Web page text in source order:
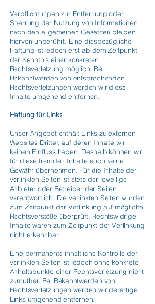
Verpflichtungen zur Entfernung oder
Sperrung der Nutzung von Informationen
nach den allgemeinen Gesetzen bleiben
hiervon unberührt. Eine diesbezügliche
Haftung ist jedoch erst ab dem Zeitpunkt
der Kenntnis einer konkreten
Rechtsverletzung möglich. Bei
Bekanntwerden von entsprechenden
Rechtsverletzungen werden wir diese
Inhalte umgehend entfernen.
Haftung für Links
Unser Angebot enthält Links zu externen
Websites Dritter, auf deren Inhalte wir
keinen Einfluss haben. Deshalb können wir
für diese fremden Inhalte auch keine
Gewähr übernehmen. Für die Inhalte der
verlinkten Seiten ist stets der jeweilige
Anbieter oder Betreiber der Seiten
verantwortlich. Die verlinkten Seiten wurden
zum Zeitpunkt der Verlinkung auf mögliche
Rechtsverstöße überprüft. Rechtswidrige
Inhalte waren zum Zeitpunkt der Verlinkung
nicht erkennbar.
Eine permanente inhaltliche Kontrolle der
verlinkten Seiten ist jedoch ohne konkrete
Anhaltspunkte einer Rechtsverletzung nicht
zumutbar. Bei Bekanntwerden von
Rechtsverletzungen werden wir derartige
Links umgehend entfernen.